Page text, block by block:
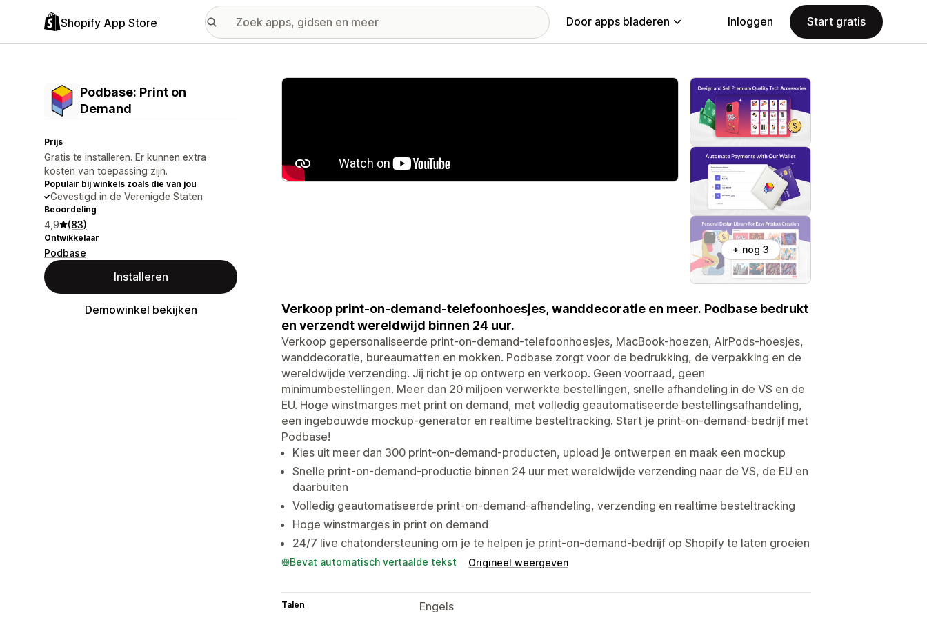
Shopify App Store Door apps bladeren Inloggen Start gratis
Podbase: Print on
Demand
Prijs
Gratis te installeren. Er kunnen extra
kosten van toepassing zijn.
Populair bij winkels zoals die van jou
Gevestigd in de Verenigde Staten
Beoordeling
4,9 (83)
Ontwikkelaar
Podbase
Installeren
Demowinkel bekijken
Galerij met uitgelichte afbeeldingen
+ nog 3
Verkoop print-on-demand-telefoonhoesjes, wanddecoratie en meer. Podbase bedrukt
en verzendt wereldwijd binnen 24 uur.
Verkoop gepersonaliseerde print-on-demand-telefoonhoesjes, MacBook-hoezen, AirPods-hoesjes,
wanddecoratie, bureaumatten en mokken. Podbase zorgt voor de bedrukking, de verpakking en de
wereldwijde verzending. Jij richt je op ontwerp en verkoop. Geen voorraad, geen
minimumbestellingen. Meer dan 20 miljoen verwerkte bestellingen, snelle afhandeling in de VS en de
EU. Hoge winstmarges met print on demand, met volledig geautomatiseerde bestellingsafhandeling,
een ingebouwde mockup-generator en realtime besteltracking. Start je print-on-demand-bedrijf met
Podbase!
Kies uit meer dan 300 print-on-demand-producten, upload je ontwerpen en maak een mockup
Snelle print-on-demand-productie binnen 24 uur met wereldwijde verzending naar de VS, de EU en
daarbuiten
Volledig geautomatiseerde print-on-demand-afhandeling, verzending en realtime besteltracking
Hoge winstmarges in print on demand
24/7 live chatondersteuning om je te helpen je print-on-demand-bedrijf op Shopify te laten groeien
Bevat automatisch vertaalde tekst Origineel weergeven
Talen
Engels